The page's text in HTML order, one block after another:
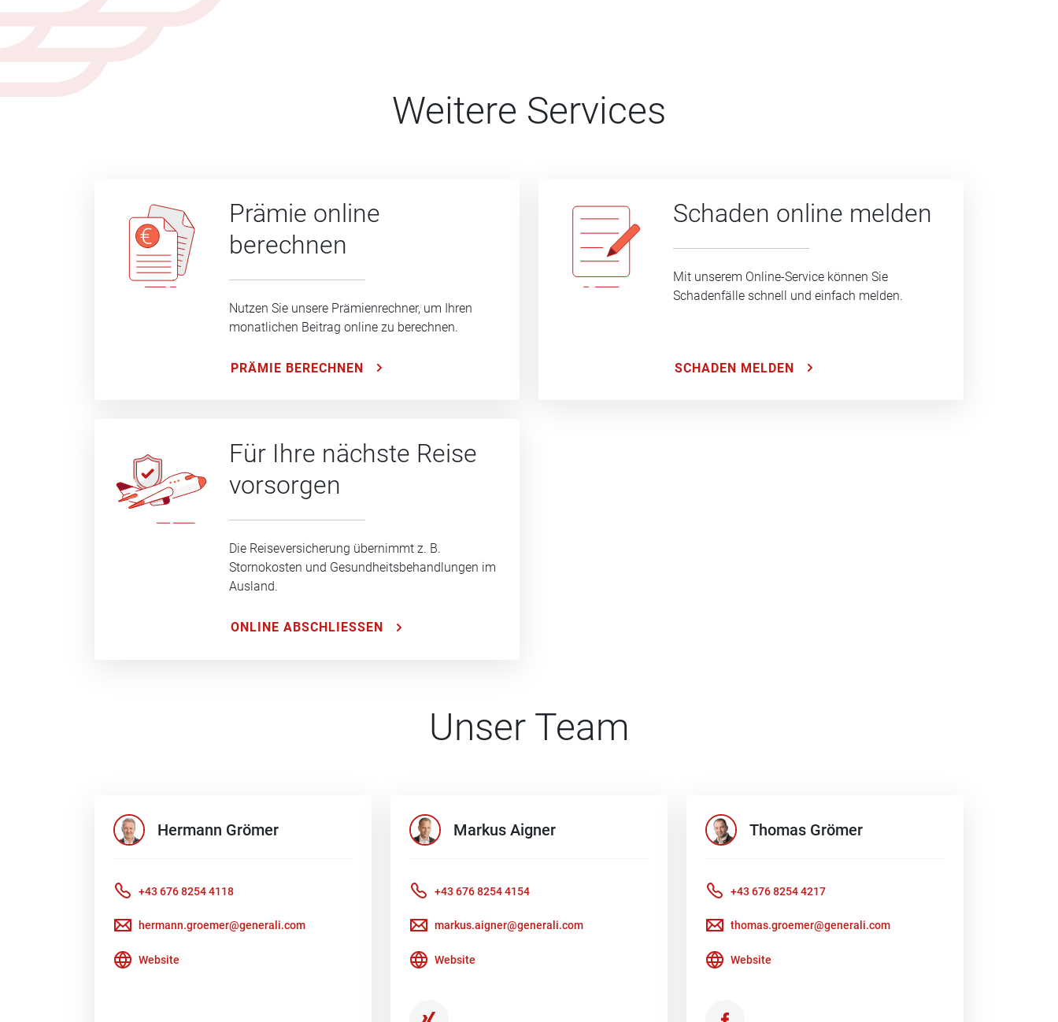
Weitere Services
Prämie online
berechnen
Nutzen Sie unsere Prämienrechner, um Ihren
monatlichen Beitrag online zu berechnen.
PRÄMIE BERECHNEN
Schaden online melden
Mit unserem Online-Service können Sie
Schadenfälle schnell und einfach melden.
SCHADEN MELDEN
Für Ihre nächste Reise
vorsorgen
Die Reiseversicherung übernimmt z. B.
Stornokosten und Gesundheitsbehandlungen im
Ausland.
ONLINE ABSCHLIESSEN
Unser Team
Hermann Grömer
+43 676 8254 4118
hermann.groemer@generali.com
Website
Markus Aigner
+43 676 8254 4154
markus.aigner@generali.com
Website
Thomas Grömer
+43 676 8254 4217
thomas.groemer@generali.com
Website